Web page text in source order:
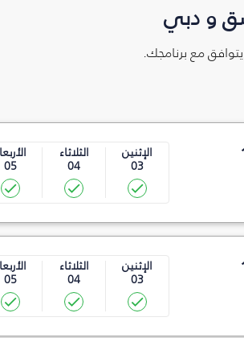
و دبي
مع برنامجك.
الإثنين
03
الثلاثاء
04
05
الإثنين
03
الثلاثاء
04
05